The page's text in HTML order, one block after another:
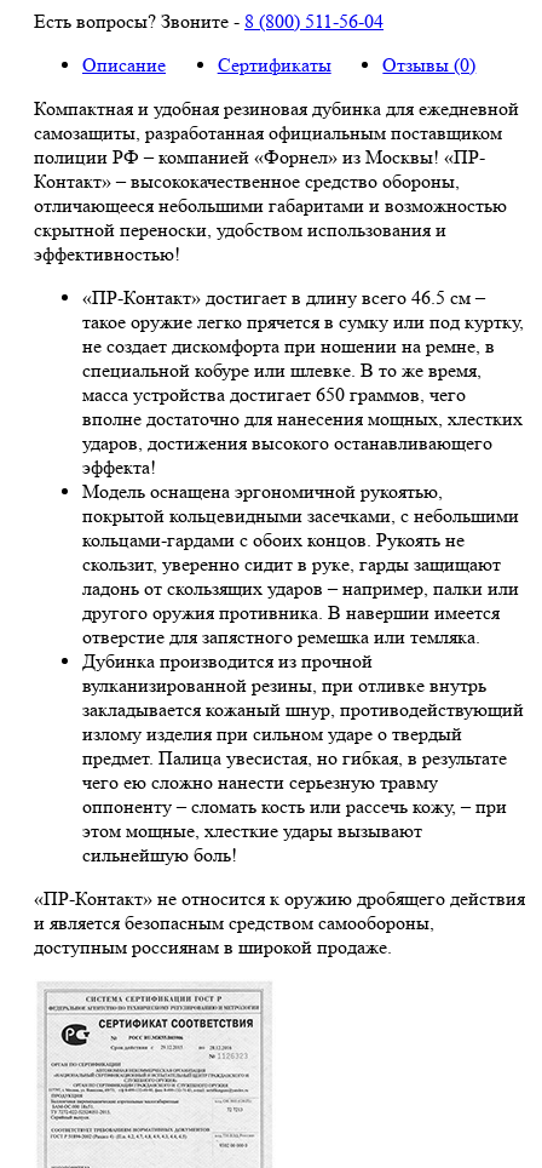
Есть вопросы? Звоните - 8 (800) 511-56-04
Описание
Сертификаты
Отзывы (0)
Компактная и удобная резиновая дубинка для ежедневной
самозащиты, разработанная официальным поставщиком
полиции РФ – компанией «Форнел» из Москвы! «ПР-
Контакт» – высококачественное средство обороны,
отличающееся небольшими габаритами и возможностью
скрытной переноски, удобством использования и
эффективностью!
«ПР-Контакт» достигает в длину всего 46.5 см –
такое оружие легко прячется в сумку или под куртку,
не создает дискомфорта при ношении на ремне, в
специальной кобуре или шлевке. В то же время,
масса устройства достигает 650 граммов, чего
вполне достаточно для нанесения мощных, хлестких
ударов, достижения высокого останавливающего
эффекта!
Модель оснащена эргономичной рукоятью,
покрытой кольцевидными засечками, с небольшими
кольцами-гардами с обоих концов. Рукоять не
скользит, уверенно сидит в руке, гарды защищают
ладонь от скользящих ударов – например, палки или
другого оружия противника. В навершии имеется
отверстие для запястного ремешка или темляка.
Дубинка производится из прочной
вулканизированной резины, при отливке внутрь
закладывается кожаный шнур, противодействующий
излому изделия при сильном ударе о твердый
предмет. Палица увесистая, но гибкая, в результате
чего ею сложно нанести серьезную травму
оппоненту – сломать кость или рассечь кожу, – при
этом мощные, хлесткие удары вызывают
сильнейшую боль!
«ПР-Контакт» не относится к оружию дробящего действия
и является безопасным средством самообороны,
доступным россиянам в широкой продаже.